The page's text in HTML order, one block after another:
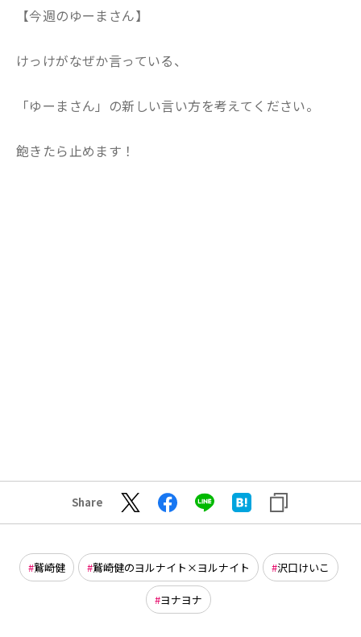
【今週のゆーまさん】
けっけがなぜか言っている、
「ゆーまさん」の新しい言い方を考えてください。
飽きたら止めます！
Share
鷲崎健 鷲崎健のヨルナイト×ヨルナイト 沢口けいこ
ヨナヨナ